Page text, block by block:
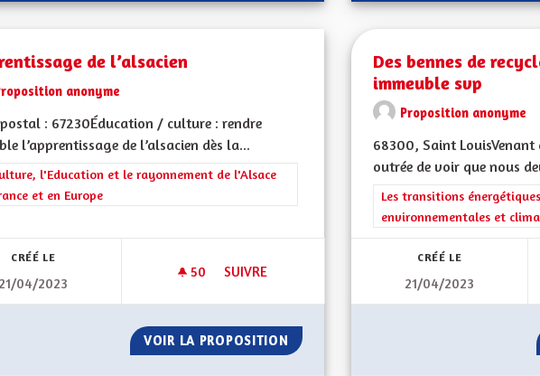
de l’alsacien
anonyme
postal : 67230Éducation / culture : rendre
l’apprentissage de l’alsacien dès la...
les résultats de la catégorie : La Culture, l'Education et le rayonnement de l'Alsace en
l'Education et le rayonnement de l'Alsace
et en Europe
CRÉÉ LE
21/04/2023
50 50 ABONNÉS
SUIVRE
APPRENTISSAGE DE L’ALSACIEN
VOIR LA PROPOSITION APPRENTISSAGE DE L’ALSACIEN
Des bennes de
immeuble svp
Proposition anonyme
68300, Saint
outrée de voir que nous
Filtrer les résultats de la
Les transitions
environnementales et
CRÉÉ LE
21/04/2023